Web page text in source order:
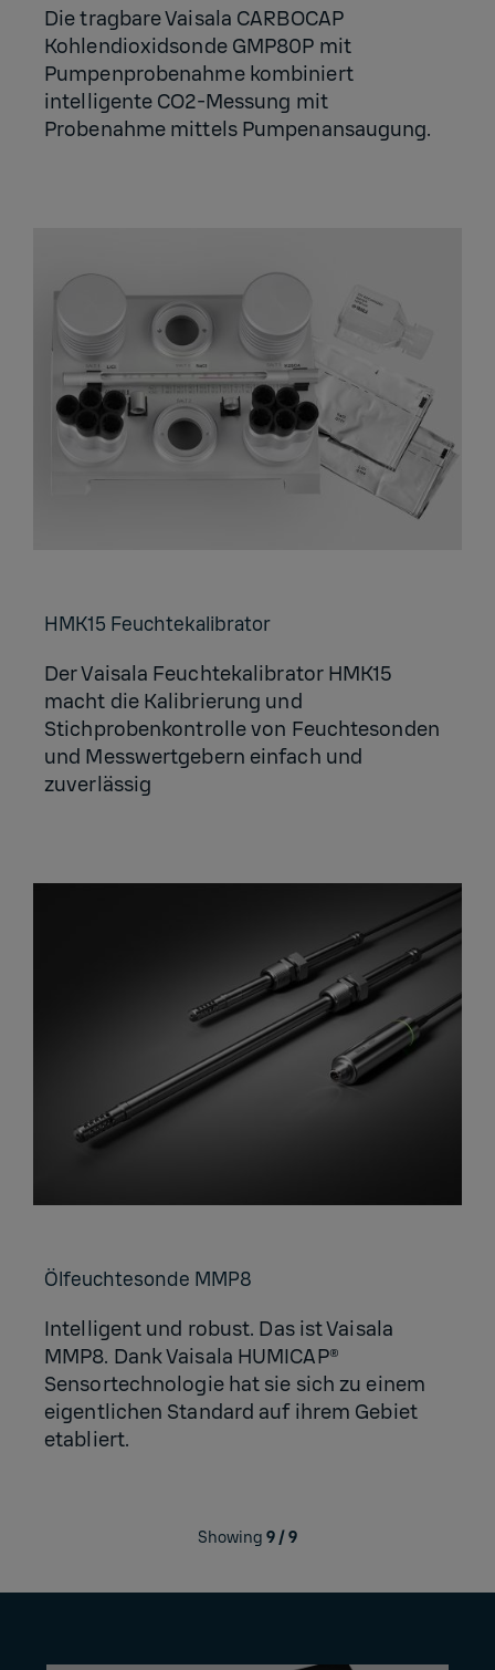
Die tragbare Vaisala CARBOCAP
Kohlendioxidsonde GMP80P mit
Pumpenprobenahme kombiniert
intelligente CO2-Messung mit
Probenahme mittels Pumpenansaugung.
HMK15 Feuch­te­ka­li­bra­tor
Der Vaisala Feuchtekalibrator HMK15
macht die Kalibrierung und
Stichprobenkontrolle von Feuchtesonden
und Messwertgebern einfach und
zuverlässig
Öl­feuch­te­son­de MMP8
Intelligent und robust. Das ist Vaisala
MMP8. Dank Vaisala HUMICAP®
Sensortechnologie hat sie sich zu einem
eigentlichen Standard auf ihrem Gebiet
etabliert.
Showing 9/9